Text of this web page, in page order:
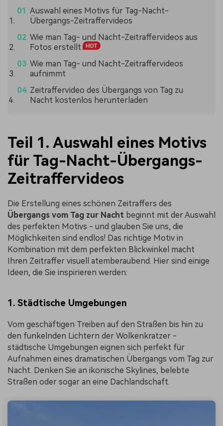
Auswahl eines Motivs für Tag-Nacht-
Übergangs-Zeitraffervideos
Wie man Tag- und Nacht-Zeitraffervideos aus
Fotos erstellt
Wie man Tag- und Nacht-Zeitraffervideos
aufnimmt
Zeitraffervideo des Übergangs von Tag zu
Nacht kostenlos herunterladen
Teil 1. Auswahl eines Motivs
für Tag-Nacht-Übergangs-
Zeitraffervideos
Die Erstellung eines schönen Zeitraffers des
Übergangs vom Tag zur Nacht beginnt mit der Auswahl
des perfekten Motivs - und glauben Sie uns, die
Möglichkeiten sind endlos! Das richtige Motiv in
Kombination mit dem perfekten Blickwinkel macht
Ihren Zeitraffer visuell atemberaubend. Hier sind einige
Ideen, die Sie inspirieren werden:
1. Städtische Umgebungen
Vom geschäftigen Treiben auf den Straßen bis hin zu
den funkelnden Lichtern der Wolkenkratzer -
städtische Umgebungen eignen sich perfekt für
Aufnahmen eines dramatischen Übergangs vom Tag zur
Nacht. Denken Sie an ikonische Skylines, belebte
Straßen oder sogar an eine Dachlandschaft.